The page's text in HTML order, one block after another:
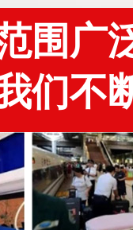
围广
们不